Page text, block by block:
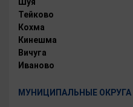
Тейково
Кохма
Кинешма
Вичуга
Иваново
МУНИЦИПАЛЬНЫЕ ОКРУГА